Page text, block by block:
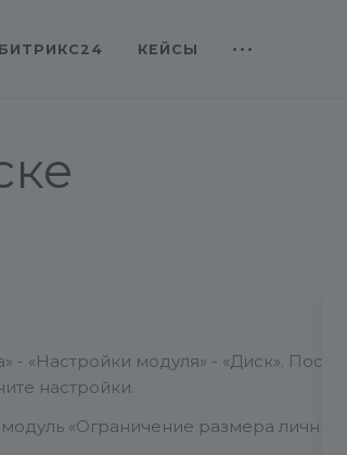
БИТРИКС24 КЕЙСЫ
«Настройки модуля» - «Диск».
настройки.
«Ограничение размера личных